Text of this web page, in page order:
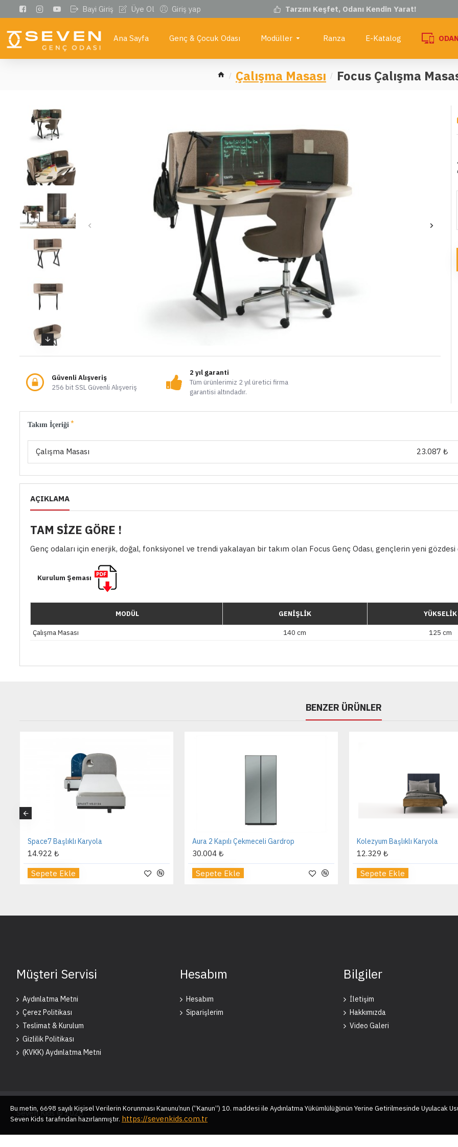
Bayi Giriş Üye Ol Giriş yap Tarzını Keşfet, Odanı Kendin Yarat!
Ana Sayfa Genç & Çocuk Odası Modüller Ranza E-Katalog
Çalışma Masası Focus Çalışma
Güvenli Alışveriş
256 bit SSL Güvenli Alışveriş
2 yıl garanti
Tüm ürünlerimiz 2 yıl üretici firma
garantisi altındadır.
Takım İçeriği
Çalışma Masası 23.087 ₺
AÇIKLAMA
TAM SİZE GÖRE !
Genç odaları için enerjik, doğal, fonksiyonel ve trendi yakalayan bir takım olan Focus Genç Odası, gençlerin yeni gözdesi
Kurulum Şeması
MODÜL GENİŞLİK YÜKSELİK
Çalışma Masası 140 cm 125 cm
BENZER ÜRÜNLER
Space7 Başlıklı Karyola
14.922 ₺
Sepete Ekle
Aura 2 Kapılı Çekmeceli Gardrop
30.004 ₺
Sepete Ekle
Kolezyum Başlıklı Karyola
12.329 ₺
Sepete Ekle
Müşteri Servisi
Aydınlatma Metni
Çerez Politikası
Teslimat & Kurulum
Gizlilik Politikası
(KVKK) Aydınlatma Metni
Hesabım
Hesabım
Siparişlerim
Bilgiler
İletişim
Hakkımızda
Video Galeri
Seven Kids © 2025
Bu metin, 6698 sayılı Kişisel Verilerin Korunması Kanunu’nun (“Kanun”) 10. maddesi ile Aydınlatma Yükümlülüğünün Yerine Getirilmesinde Uyulacak
Seven Kids tarafından hazırlanmıştır. https://sevenkids.com.tr